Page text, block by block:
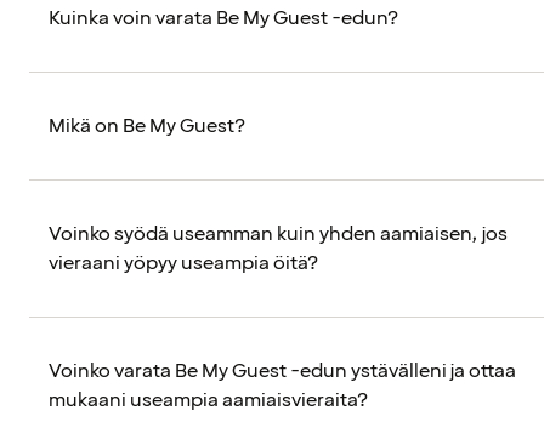
Kuinka voin varata Be My Guest -edun?
Mikä on Be My Guest?
Voinko syödä useamman kuin yhden aamiaisen, jos
vieraani yöpyy useampia öitä?
Voinko varata Be My Guest -edun ystävälleni ja ottaa
mukaani useampia aamiaisvieraita?